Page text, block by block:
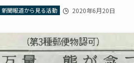
新聞報道から見る活動 2020年6月20日